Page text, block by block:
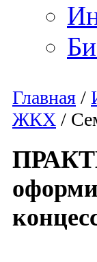
Главная /
ЖКХ /